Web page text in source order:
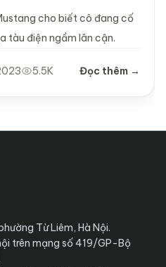
cho biết cô đang cố
tàu điện ngầm lân cận.
5.5K Đọc thêm →
Từ Liêm, Hà Nội.
trên mạng số 419/GP-Bộ